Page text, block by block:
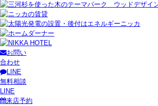
お問い
合わせ
LINE
無料相談
LINE
来店予約